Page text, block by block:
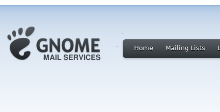
Home Mailing Lists